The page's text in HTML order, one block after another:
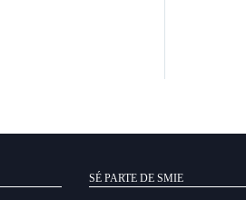
SÉ PARTE DE SMIE